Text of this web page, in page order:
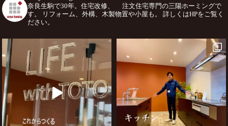
奈良生駒で30年。住宅改修、
注文住宅専門の三陽ホーミングで
す。
リフォーム、外構、木製物置や小屋も。
詳しくはHPをご覧く
ださい。